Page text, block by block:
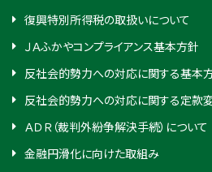
復興特別所得税の取扱いについて
ＪＡふかやコンプライアンス基本方針
反社会的勢力への対応に関する基本
反社会的勢力への対応に関する定款
ＡＤＲ（裁判外紛争解決手続）について
金融円滑化に向けた取組み